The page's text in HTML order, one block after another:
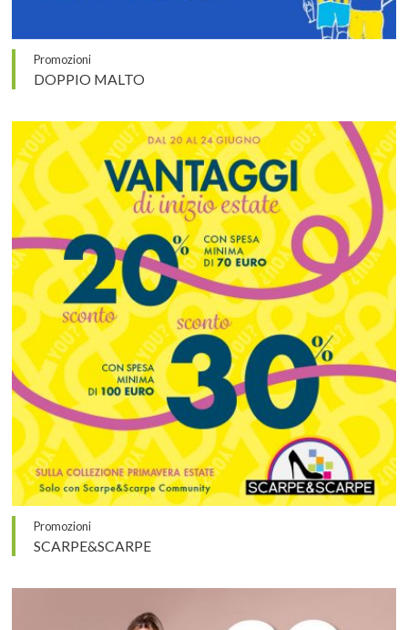
Promozioni
DOPPIO MALTO
Promozioni
SCARPE&SCARPE